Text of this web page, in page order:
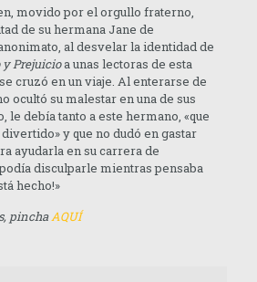
movido por el orgullo fraterno,
de su hermana Jane de
al desvelar la identidad de
y Prejuicioa unas lectoras de esta
cruzó en un viaje. Al enterarse de
ocultó su malestar en una de sus
le debía tanto a este hermano, «que
y que no dudó en gastar
ayudarla en su carrera de
disculparle mientras pensaba
hecho!»
pinchaAQUÍ